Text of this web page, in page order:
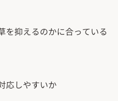
を抑えるのかに合っている
応しやすいか